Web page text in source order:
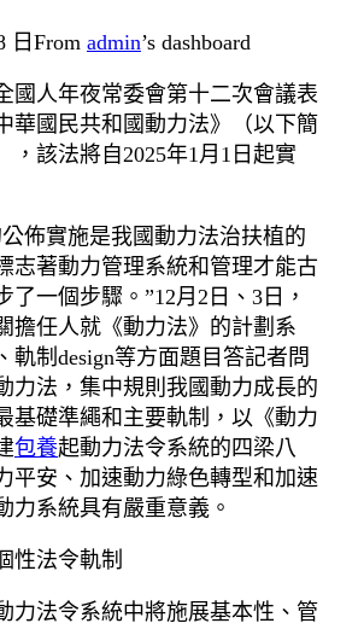
日From admin’s dashboard
國人年夜常委會第十二次會議表
華國民共和國動力法》（以下簡
，該法將自2025年1月1日起實
佈實施是我國動力法治扶植的
志著動力管理系統和管理才能古
了一個步驟。”12月2日、3日，
擔任人就《動力法》的計劃系
軌制design等方面題目答記者問
力法，集中規則我國動力成長的
基礎準繩和主要軌制，以《動力
包養起動力法令系統的四梁八
平安、加速動力綠色轉型和加速
力系統具有嚴重意義。
性法令軌制
力法令系統中將施展基本性、管